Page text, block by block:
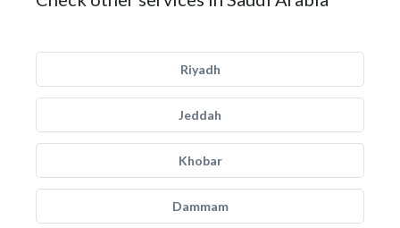
Riyadh
Jeddah
Khobar
Dammam